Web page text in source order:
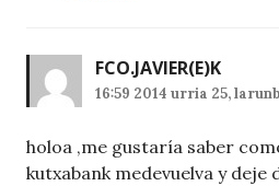
FCO.JAVIER(E)K
16:59 2014 urria 25,
holoa ,me gustaría saber
kutxabank medevuelva y deje